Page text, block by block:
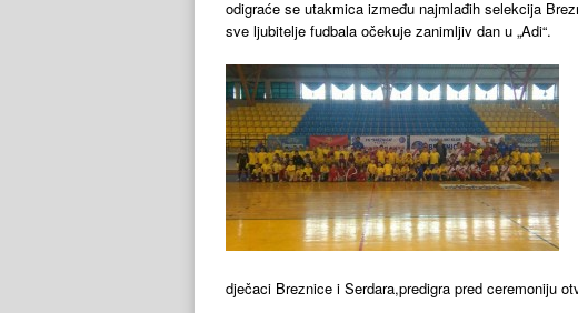
odigraće se utakmica između najmlađih selekcija
sve ljubitelje fudbala očekuje zanimljiv dan u „Adi“.
dječaci Breznice i Serdara,predigra pred ceremoniju